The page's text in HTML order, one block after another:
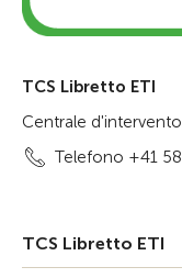
TCS Libretto ETI
Centrale
Telefono +41
TCS Libretto ETI